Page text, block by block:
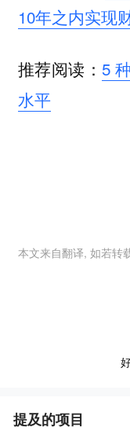
10年之内实现
推荐阅读： 5
水平
本文来自翻译, 如若转
提及的项目